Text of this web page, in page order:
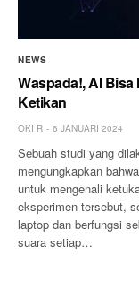
NEWS
Waspada!, AI
Ketikan
OKI R 6 JANUARI 2024
Sebuah studi yang
mengungkapkan
untuk mengenali
eksperimen tersebut,
laptop dan berfungsi
suara setiap…